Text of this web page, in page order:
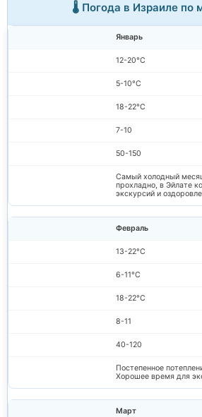
🌡️ Погода в Израиле по
Январь
12-20°C
5-10°C
18-22°C
7-10
50-150
Самый холодный
прохладно, в Эйлате
экскурсий и
Февраль
13-22°C
6-11°C
18-22°C
8-11
40-120
Постепенное
Хорошее время для
Март